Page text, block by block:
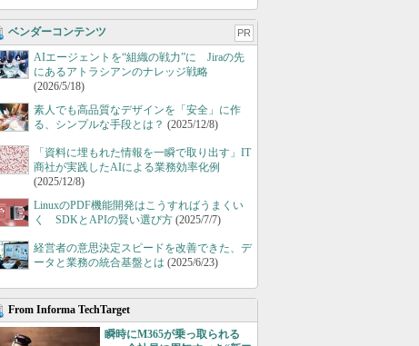
ベンダーコンテンツ PR
AIエージェントを“組織の戦力”に Jiraの先
にあるアトラシアンのナレッジ戦略
(2026/5/18)
素人でも高品質なデザインを「安全」に作
る、シンプルな手段とは？ (2025/12/8)
「資料に埋もれた情報を一瞬で取り出す」IT
商社が実践したAIによる業務効率化例
(2025/12/8)
LinuxのPDF機能開発はこうすればうまくい
く SDKとAPIの賢い選び方 (2025/7/7)
経営者の意思決定スピードを改善できた、デ
ータと業務の統合基盤とは (2025/6/23)
From Informa TechTarget
瞬時にM365が乗っ取られる